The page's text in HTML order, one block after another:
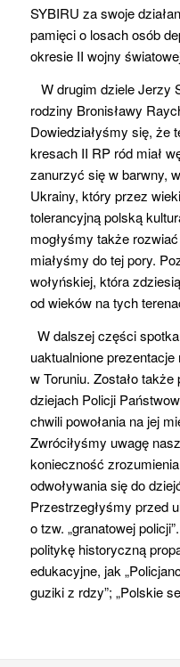
SYBIRU za swoje
pamięci o losach osób
okresie II wojny
W drugim dziele Jerzy
rodziny Bronisławy
Dowiedziałyśmy się, że
kresach II RP ród miał
zanurzyć się w barwny,
Ukrainy, który przez
tolerancyjną polską
mogłyśmy także
miałyśmy do tej pory.
wołyńskiej, która
od wieków na tych
W dalszej części
uaktualnione
w Toruniu. Zostałotakże
dziejach Policji
chwili powołania na jej
Zwróciłyśmy uwagę
konieczność
odwoływania się do
Przestrzegłyśmy przed
o tzw. „granatowej
politykę historyczną
edukacyjne, jak
guziki z rdzy”; „Polskie